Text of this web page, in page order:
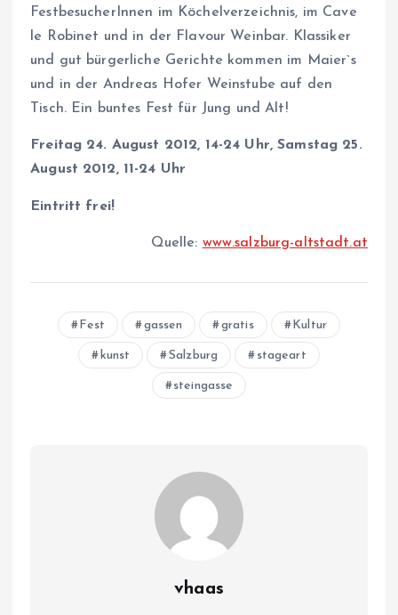
FestbesucherInnen im Köchelverzeichnis, im Cave
le Robinet und in der Flavour Weinbar. Klassiker
und gut bürgerliche Gerichte kommen im Maier`s
und in der Andreas Hofer Weinstube auf den
Tisch. Ein buntes Fest für Jung und Alt!
Freitag 24. August 2012, 14-24 Uhr, Samstag 25.
August 2012, 11-24 Uhr
Eintritt frei!
Quelle: www.salzburg-altstadt.at
Fest gassen gratis Kultur
kunst Salzburg stageart
steingasse
vhaas